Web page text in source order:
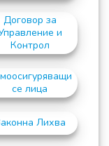
Договор за
и
Контрол
се лица
Лихва